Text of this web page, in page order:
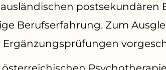
postsekundären
Berufserfahrung. Zum